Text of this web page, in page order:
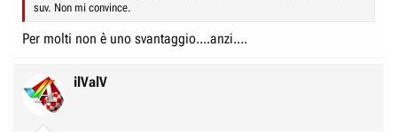
suv. Non mi convince.
Per molti non è uno svantaggio....anzi....
ilValV